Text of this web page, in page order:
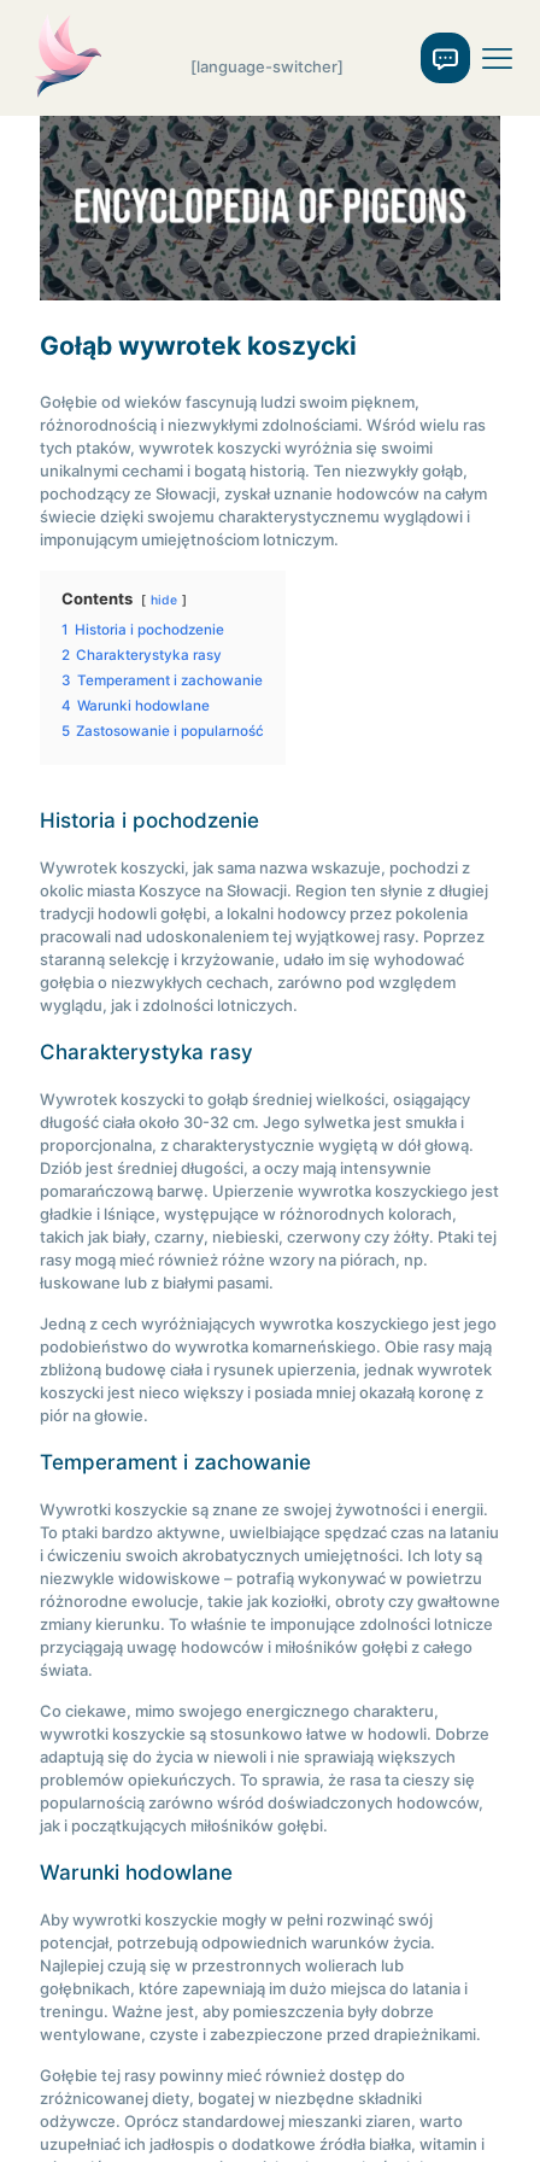
[language-switcher]
Gołąb wywrotek koszycki
Gołębie od wieków fascynują ludzi swoim pięknem,
różnorodnością i niezwykłymi zdolnościami. Wśród wielu ras
tych ptaków, wywrotek koszycki wyróżnia się swoimi
unikalnymi cechami i bogatą historią. Ten niezwykły gołąb,
pochodzący ze Słowacji, zyskał uznanie hodowców na całym
świecie dzięki swojemu charakterystycznemu wyglądowi i
imponującym umiejętnościom lotniczym.
Contents hide
1 Historia i pochodzenie
2 Charakterystyka rasy
3 Temperament i zachowanie
4 Warunki hodowlane
5 Zastosowanie i popularność
Historia i pochodzenie
Wywrotek koszycki, jak sama nazwa wskazuje, pochodzi z
okolic miasta Koszyce na Słowacji. Region ten słynie z długiej
tradycji hodowli gołębi, a lokalni hodowcy przez pokolenia
pracowali nad udoskonaleniem tej wyjątkowej rasy. Poprzez
staranną selekcję i krzyżowanie, udało im się wyhodować
gołębia o niezwykłych cechach, zarówno pod względem
wyglądu, jak i zdolności lotniczych.
Charakterystyka rasy
Wywrotek koszycki to gołąb średniej wielkości, osiągający
długość ciała około 30-32 cm. Jego sylwetka jest smukła i
proporcjonalna, z charakterystycznie wygiętą w dół głową.
Dziób jest średniej długości, a oczy mają intensywnie
pomarańczową barwę. Upierzenie wywrotka koszyckiego jest
gładkie i lśniące, występujące w różnorodnych kolorach,
takich jak biały, czarny, niebieski, czerwony czy żółty. Ptaki tej
rasy mogą mieć również różne wzory na piórach, np.
łuskowane lub z białymi pasami.
Jedną z cech wyróżniających wywrotka koszyckiego jest jego
podobieństwo do wywrotka komarneńskiego. Obie rasy mają
zbliżoną budowę ciała i rysunek upierzenia, jednak wywrotek
koszycki jest nieco większy i posiada mniej okazałą koronę z
piór na głowie.
Temperament i zachowanie
Wywrotki koszyckie są znane ze swojej żywotności i energii.
To ptaki bardzo aktywne, uwielbiające spędzać czas na lataniu
i ćwiczeniu swoich akrobatycznych umiejętności. Ich loty są
niezwykle widowiskowe – potrafią wykonywać w powietrzu
różnorodne ewolucje, takie jak koziołki, obroty czy gwałtowne
zmiany kierunku. To właśnie te imponujące zdolności lotnicze
przyciągają uwagę hodowców i miłośników gołębi z całego
świata.
Co ciekawe, mimo swojego energicznego charakteru,
wywrotki koszyckie są stosunkowo łatwe w hodowli. Dobrze
adaptują się do życia w niewoli i nie sprawiają większych
problemów opiekuńczych. To sprawia, że rasa ta cieszy się
popularnością zarówno wśród doświadczonych hodowców,
jak i początkujących miłośników gołębi.
Warunki hodowlane
Aby wywrotki koszyckie mogły w pełni rozwinąć swój
potencjał, potrzebują odpowiednich warunków życia.
Najlepiej czują się w przestronnych wolierach lub
gołębnikach, które zapewniają im dużo miejsca do latania i
treningu. Ważne jest, aby pomieszczenia były dobrze
wentylowane, czyste i zabezpieczone przed drapieżnikami.
Gołębie tej rasy powinny mieć również dostęp do
zróżnicowanej diety, bogatej w niezbędne składniki
odżywcze. Oprócz standardowej mieszanki ziaren, warto
uzupełniać ich jadłospis o dodatkowe źródła białka, witamin i